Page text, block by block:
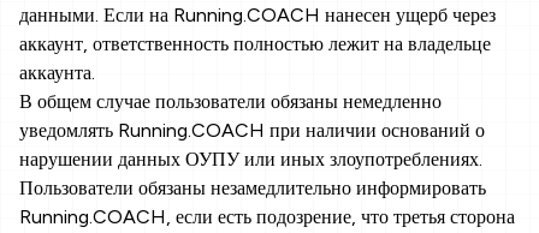
данными. Если на Running.COACH нанесен ущерб через
аккаунт, ответственность полностью лежит на владельце
аккаунта.
В общем случае пользователи обязаны немедленно
уведомлять Running.COACH при наличии оснований о
нарушении данных ОУПУ или иных злоупотреблениях.
Пользователи обязаны незамедлительно информировать
Running.COACH, если есть подозрение, что третья сторона